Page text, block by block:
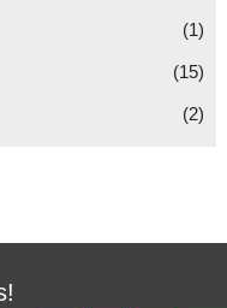
(1)
(15)
(2)